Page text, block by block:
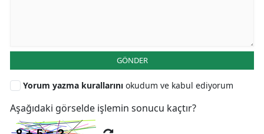
GÖNDER
Yorum yazma kurallarını okudum ve kabul ediyorum
Aşağıdaki görselde işlemin sonucu kaçtır?